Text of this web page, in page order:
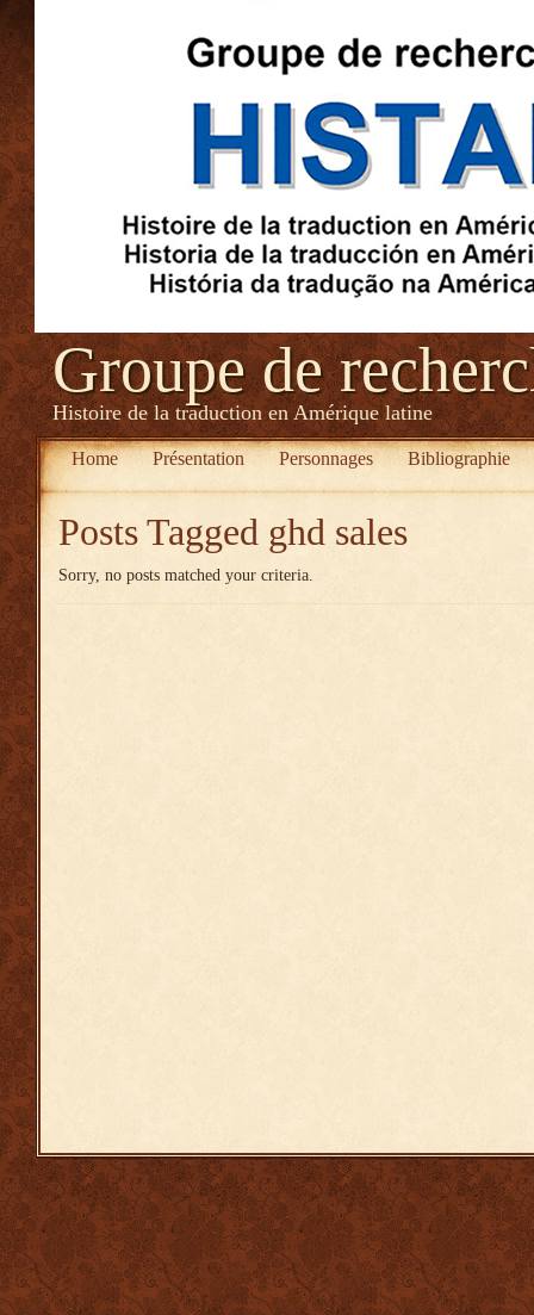
Groupe de
Histoire de la traduction en Amérique latine
Home Présentation Personnages Bibliographie
Posts Tagged ghd sales
Sorry, no posts matched your criteria.